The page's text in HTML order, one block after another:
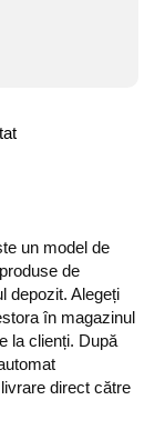
un model de
de
depozit. Alegeți
în magazinul
la clienți. După
direct către